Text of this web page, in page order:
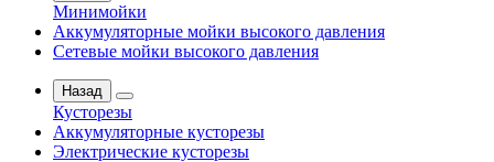
Минимойки
Аккумуляторные мойки высокого давления
Сетевые мойки высокого давления
Назад
Кусторезы
Аккумуляторные кусторезы
Электрические кусторезы